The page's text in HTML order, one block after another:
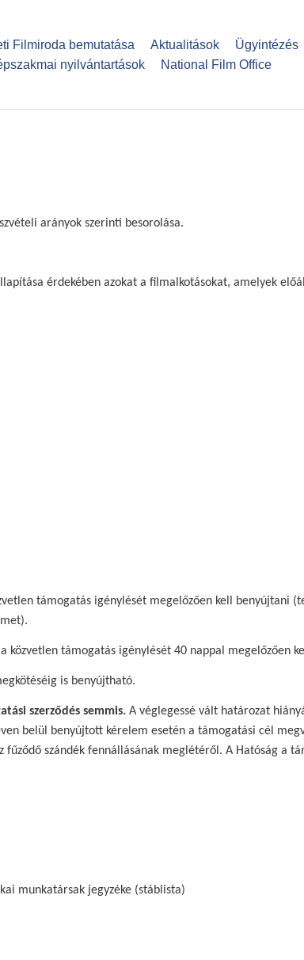
tartalomra
Filmiroda bemutatása Aktualitások Ügyintézés
nyilvántartások
National Film Office
arányok szerinti besorolása.
érdekében azokat a filmalkotásokat, amelyek
támogatás igénylését megelőzően kell benyújtani
a közvetlen támogatás igénylését 40 nappal megelőzően
is benyújtható.
szerződés semmis. A véglegessé vált határozat
belül benyújtott kérelem esetén a támogatási cél
szándék fennállásának meglétéről. A Hatóság a
munkatársak jegyzéke (stáblista)